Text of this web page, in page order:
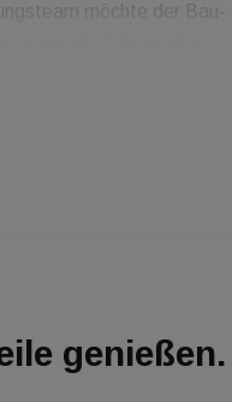
möchte der Bau-
genießen.